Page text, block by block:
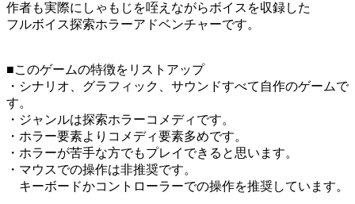
作者も実際にしゃもじを咥えながらボイスを収録した
フルボイス探索ホラーアドベンチャーです。
■このゲームの特徴をリストアップ
・シナリオ、グラフィック、サウンドすべて自作のゲームで
す。
・ジャンルは探索ホラーコメディです。
・ホラー要素よりコメディ要素多めです。
・ホラーが苦手な方でもプレイできると思います。
・マウスでの操作は非推奨です。
キーボードかコントローラーでの操作を推奨しています。